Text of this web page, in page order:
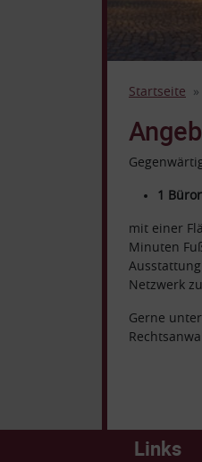
Startseite
1
mit einer
Minuten
Netzwerk
Gerne
Links